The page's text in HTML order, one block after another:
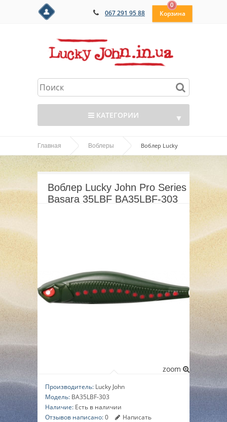
067 291 95 88
0
КАТЕГОРИИ ▼
▼
▼
Главная Воблеры Воблер Lucky
John Pro Series Basara 35LBF BA35LBF-303
Воблер Lucky John Pro Series
Basara 35LBF BA35LBF-303
zoom
Производитель: Lucky John
Модель: BA35LBF-303
Наличие: Есть в наличии
Отзывов написано:0 Написать